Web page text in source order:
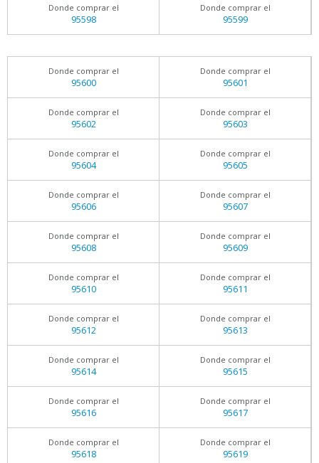
Donde comprar el
95598
Donde comprar el
95599
Donde comprar el
95600
Donde comprar el
95601
Donde comprar el
95602
Donde comprar el
95603
Donde comprar el
95604
Donde comprar el
95605
Donde comprar el
95606
Donde comprar el
95607
Donde comprar el
95608
Donde comprar el
95609
Donde comprar el
95610
Donde comprar el
95611
Donde comprar el
95612
Donde comprar el
95613
Donde comprar el
95614
Donde comprar el
95615
Donde comprar el
95616
Donde comprar el
95617
Donde comprar el
95618
Donde comprar el
95619